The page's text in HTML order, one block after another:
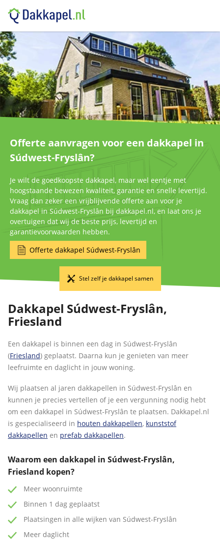
Offerte aanvragen voor een dakkapel in
Súdwest-Fryslân?
Je wilt de goedkoopste dakkapel, maar wel eentje met
hoogstaande bewezen kwaliteit, garantie en snelle levertijd.
Vraag dan zeker een vrijblijvende offerte aan voor je
dakkapel in Súdwest-Fryslân bij dakkapel.nl, en laat ons je
overtuigen dat wij de beste prijs, levertijd en
garantievoorwaarden hebben.
Offerte dakkapel Súdwest-Fryslân
Stel zelf je dakkapel samen
Dakkapel Súdwest-Fryslân,
Friesland
Een dakkapel is binnen een dag in Súdwest-Fryslân
(Friesland) geplaatst. Daarna kun je genieten van meer
leefruimte en daglicht in jouw woning.
Wij plaatsen al jaren dakkapellen in Súdwest-Fryslân en
kunnen je precies vertellen of je een vergunning nodig hebt
om een dakkapel in Súdwest-Fryslân te plaatsen. Dakkapel.nl
is gespecialiseerd in houten dakkapellen, kunststof
dakkapellen en prefab dakkapellen.
Waarom een dakkapel in Súdwest-Fryslân,
Friesland kopen?
Meer woonruimte
Binnen 1 dag geplaatst
Plaatsingen in alle wijken van Súdwest-Fryslân
Meer daglicht